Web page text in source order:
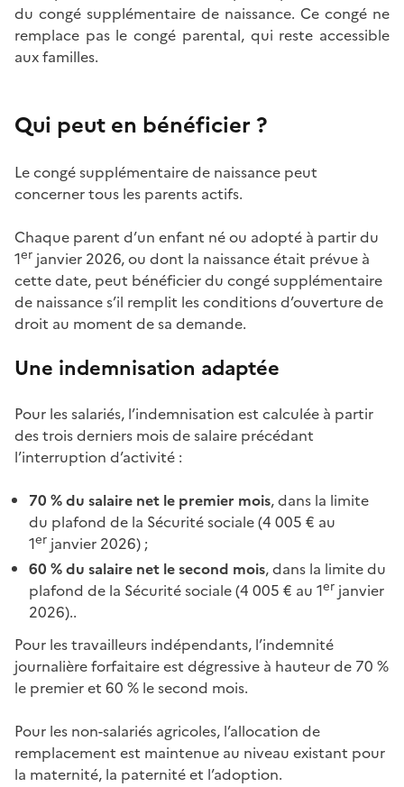
du congé supplémentaire de naissance. Ce congé ne
remplace pas le congé parental, qui reste accessible
aux familles.
Qui peut en bénéficier ?
Le congé supplémentaire de naissance peut
concerner tous les parents actifs.
Chaque parent d’un enfant né ou adopté à partir du
1er janvier 2026, ou dont la naissance était prévue à
cette date, peut bénéficier du congé supplémentaire
de naissance s’il remplit les conditions d’ouverture de
droit au moment de sa demande.
Une indemnisation adaptée
Pour les salariés, l’indemnisation est calculée à partir
des trois derniers mois de salaire précédant
l’interruption d’activité :
70 % du salaire net le premier mois, dans la limite
du plafond de la Sécurité sociale (4 005 € au
1er janvier 2026) ;
60 % du salaire net le second mois, dans la limite du
plafond de la Sécurité sociale (4 005 € au 1er janvier
2026)..
Pour les travailleurs indépendants, l’indemnité
journalière forfaitaire est dégressive à hauteur de 70 %
le premier et 60 % le second mois.
Pour les non-salariés agricoles, l’allocation de
remplacement est maintenue au niveau existant pour
la maternité, la paternité et l’adoption.